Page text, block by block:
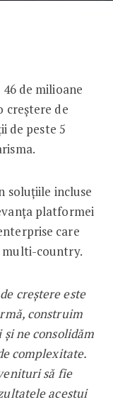
cu
de milioane
creștere de
de peste 5
soluțiile incluse
platformei
care
multi-country.
creștere este
construim
ne consolidăm
complexitate.
să fie
acestui